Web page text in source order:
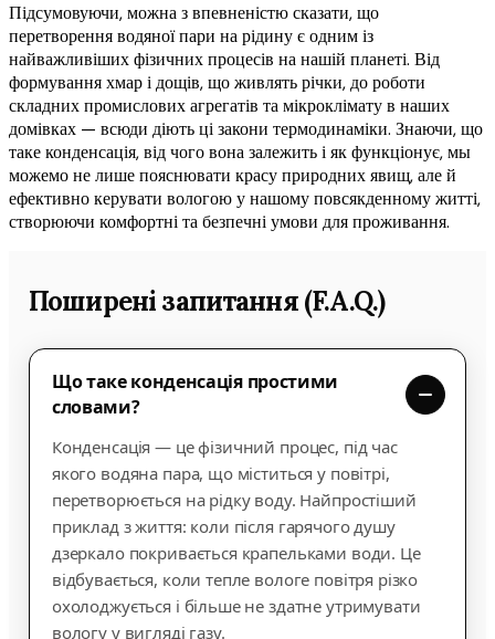
Підсумовуючи, можна з впевненістю сказати, що
перетворення водяної пари на рідину є одним із
найважливіших фізичних процесів на нашій планеті. Від
формування хмар і дощів, що живлять річки, до роботи
складних промислових агрегатів та мікроклімату в наших
домівках — всюди діють ці закони термодинаміки. Знаючи, що
таке конденсація, від чого вона залежить і як функціонує, мы
можемо не лише пояснювати красу природних явищ, але й
ефективно керувати вологою у нашому повсякденному житті,
створюючи комфортні та безпечні умови для проживання.
Поширені запитання (F.A.Q.)
Що таке конденсація простими
словами?
Конденсація — це фізичний процес, під час
якого водяна пара, що міститься у повітрі,
перетворюється на рідку воду. Найпростіший
приклад з життя: коли після гарячого душу
дзеркало покривається крапельками води. Це
відбувається, коли тепле вологе повітря різко
охолоджується і більше не здатне утримувати
вологу у вигляді газу.